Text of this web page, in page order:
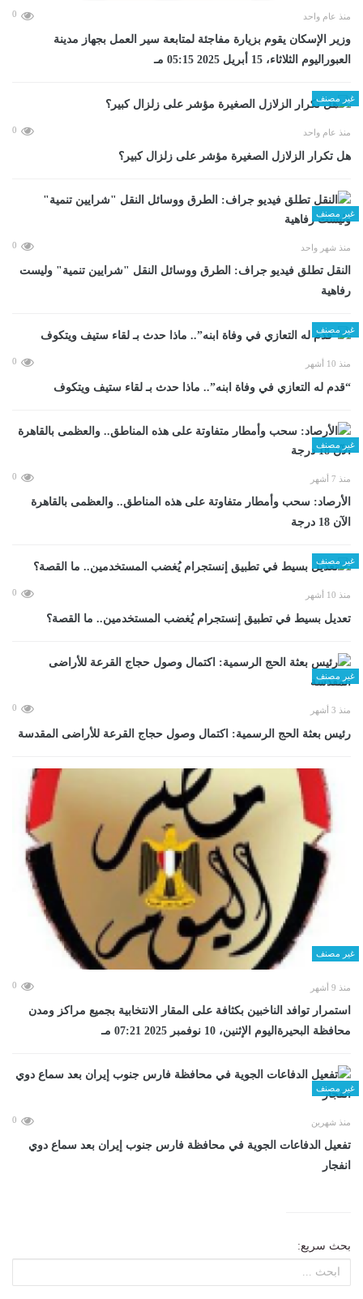
منذ عام واحد 0
وزير الإسكان يقوم بزيارة مفاجئة لمتابعة سير العمل بجهاز مدينة
العبوراليوم الثلاثاء، 15 أبريل 2025 05:15 مـ
غير مصنف
منذ عام واحد 0
هل تكرار الزلازل الصغيرة مؤشر على زلزال كبير؟
غير مصنف
منذ شهر واحد 0
​النقل تطلق فيديو جراف: الطرق ووسائل النقل "شرايين تنمية" وليست
رفاهية
غير مصنف
منذ 10 أشهر 0
“قدم له التعازي في وفاة ابنه”.. ماذا حدث بـ لقاء ستيف ويتكوف
غير مصنف
منذ 7 أشهر 0
الأرصاد: سحب وأمطار متفاوتة على هذه المناطق.. والعظمى بالقاهرة
الآن 18 درجة
غير مصنف
منذ 10 أشهر 0
تعديل بسيط في تطبيق إنستجرام يُغضب المستخدمين.. ما القصة؟
غير مصنف
منذ 3 أشهر 0
رئيس بعثة الحج الرسمية: اكتمال وصول حجاج القرعة للأراضى المقدسة
غير مصنف
منذ 9 أشهر 0
استمرار توافد الناخبين بكثافة على المقار الانتخابية بجميع مراكز ومدن
محافظة البحيرةاليوم الإثنين، 10 نوفمبر 2025 07:21 مـ
غير مصنف
منذ شهرين 0
تفعيل الدفاعات الجوية في محافظة فارس جنوب إيران بعد سماع دوي
انفجار
بحث سريع: